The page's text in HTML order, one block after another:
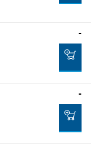
-
-